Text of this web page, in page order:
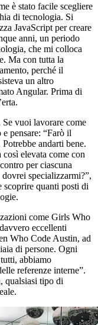
è stato facile scegliere
di tecnologia. Si
JavaScript per creare
anni, un periodo
che mi colloca
Ma con tutta la
perché il
un altro
Angular. Prima di
Se vuoi lavorare come
pensare: “Farò il
andarti bene.
elevata come con
per ciascuna
specializzarmi?”,
scoprire quanti posti di
come Girls Who
eccellenti
Who Code Austin, ad
di persone. Ogni
abbiamo
referenze interne”.
qualsiasi tipo di